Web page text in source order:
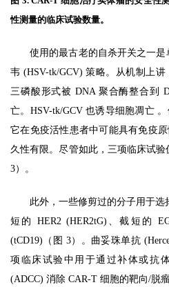
性测量的临床试验数量。
使用的最古老的自杀开关之一
韦 (HSV-tk/GCV) 策略。从机制上
三磷酸形式被 DNA 聚合酶整合到
亡。HSV-tk/GCV 也诱导细胞凋亡
它在免疫活性患者中可能具有免疫
久性有限。尽管如此，三项临床试验
3）。
此外，一些修剪过的分子用于
短的 HER2 (HER2tG)、截短的
(tCD19)（图 3）。曲妥珠单抗
项临床试验中用于通过补体或抗
(ADCC) 消除 CAR-T 细胞的靶向/脱